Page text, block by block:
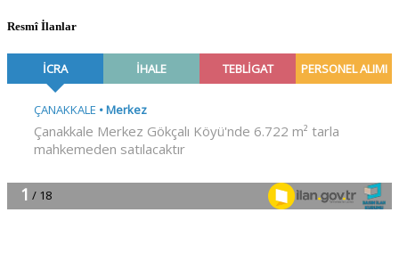
Resmî İlanlar